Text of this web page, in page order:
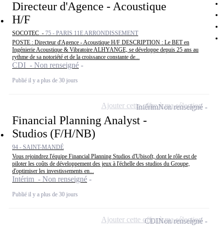
Directeur d'Agence - Acoustique
H/F
SOCOTEC - 75 - PARIS 11E ARRONDISSEMENT
POSTE : Directeur d'Agence - Acoustique H/F DESCRIPTION : Le BET en
Ingénierie Acoustique & Vibratoire ALHYANGE, se développe depuis 25 ans au
rythme de sa notoriété et de la croissance constante de...
CDI - Non renseigné
Publié il y a plus de 30 jours
Financial Planning Analyst -
Studios (F/H/NB)
94 - SAINT-MANDÉ
Vous rejoindrez l'équipe Financial Planning Studios d'Ubisoft, dont le rôle est de
piloter les coûts de développement des jeux à l'échelle des studios du Groupe,
d'optimiser les investissements en...
Intérim - Non renseigné
Publié il y a plus de 30 jours
IntérimNon renseigné
Ajouter cette offre à ma sélection
CDINon renseigné
Ajouter cette offre à ma sélection